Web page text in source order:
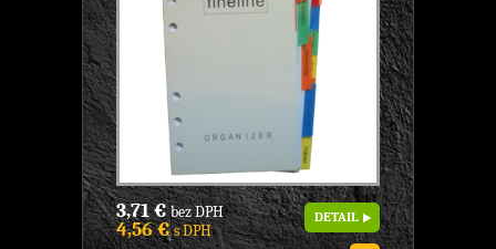
3,71 €bez DPH
4,56 €s DPH
DETAIL